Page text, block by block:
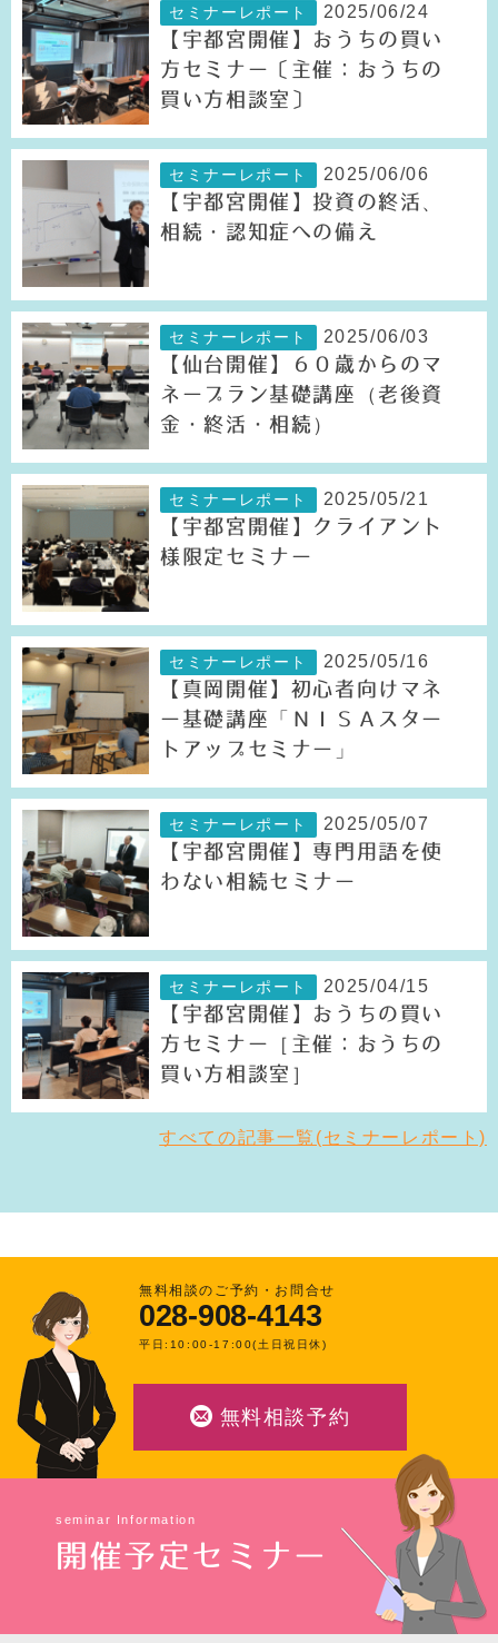
セミナーレポート 2025/06/24
【宇都宮開催】おうちの買い
方セミナー〔主催：おうちの
買い方相談室〕
セミナーレポート 2025/06/06
【宇都宮開催】投資の終活、
相続・認知症への備え
セミナーレポート 2025/06/03
【仙台開催】６０歳からのマ
ネープラン基礎講座（老後資
金・終活・相続）
セミナーレポート 2025/05/21
【宇都宮開催】クライアント
様限定セミナー
セミナーレポート 2025/05/16
【真岡開催】初心者向けマネ
ー基礎講座「ＮＩＳＡスター
トアップセミナー」
セミナーレポート 2025/05/07
【宇都宮開催】専門用語を使
わない相続セミナー
セミナーレポート 2025/04/15
【宇都宮開催】おうちの買い
方セミナー［主催：おうちの
買い方相談室］
すべての記事一覧(セミナーレポート)
無料相談のご予約・お問合せ
028-908-4143
平日:10:00-17:00(土日祝日休)
無料相談予約
seminar Information
開催予定セミナー